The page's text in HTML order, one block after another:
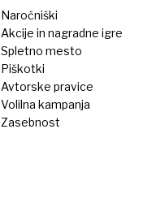
Naročniški
Akcije in nagradne igre
Spletno mesto
Piškotki
Avtorske pravice
Volilna kampanja
Zasebnost